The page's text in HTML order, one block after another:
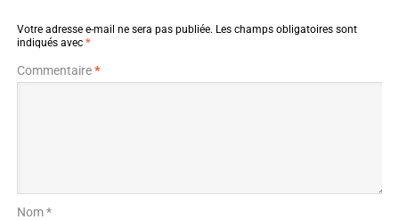
Votre adresse e-mail ne sera pas publiée. Les champs obligatoires sont
indiqués avec *
Commentaire*
Nom *